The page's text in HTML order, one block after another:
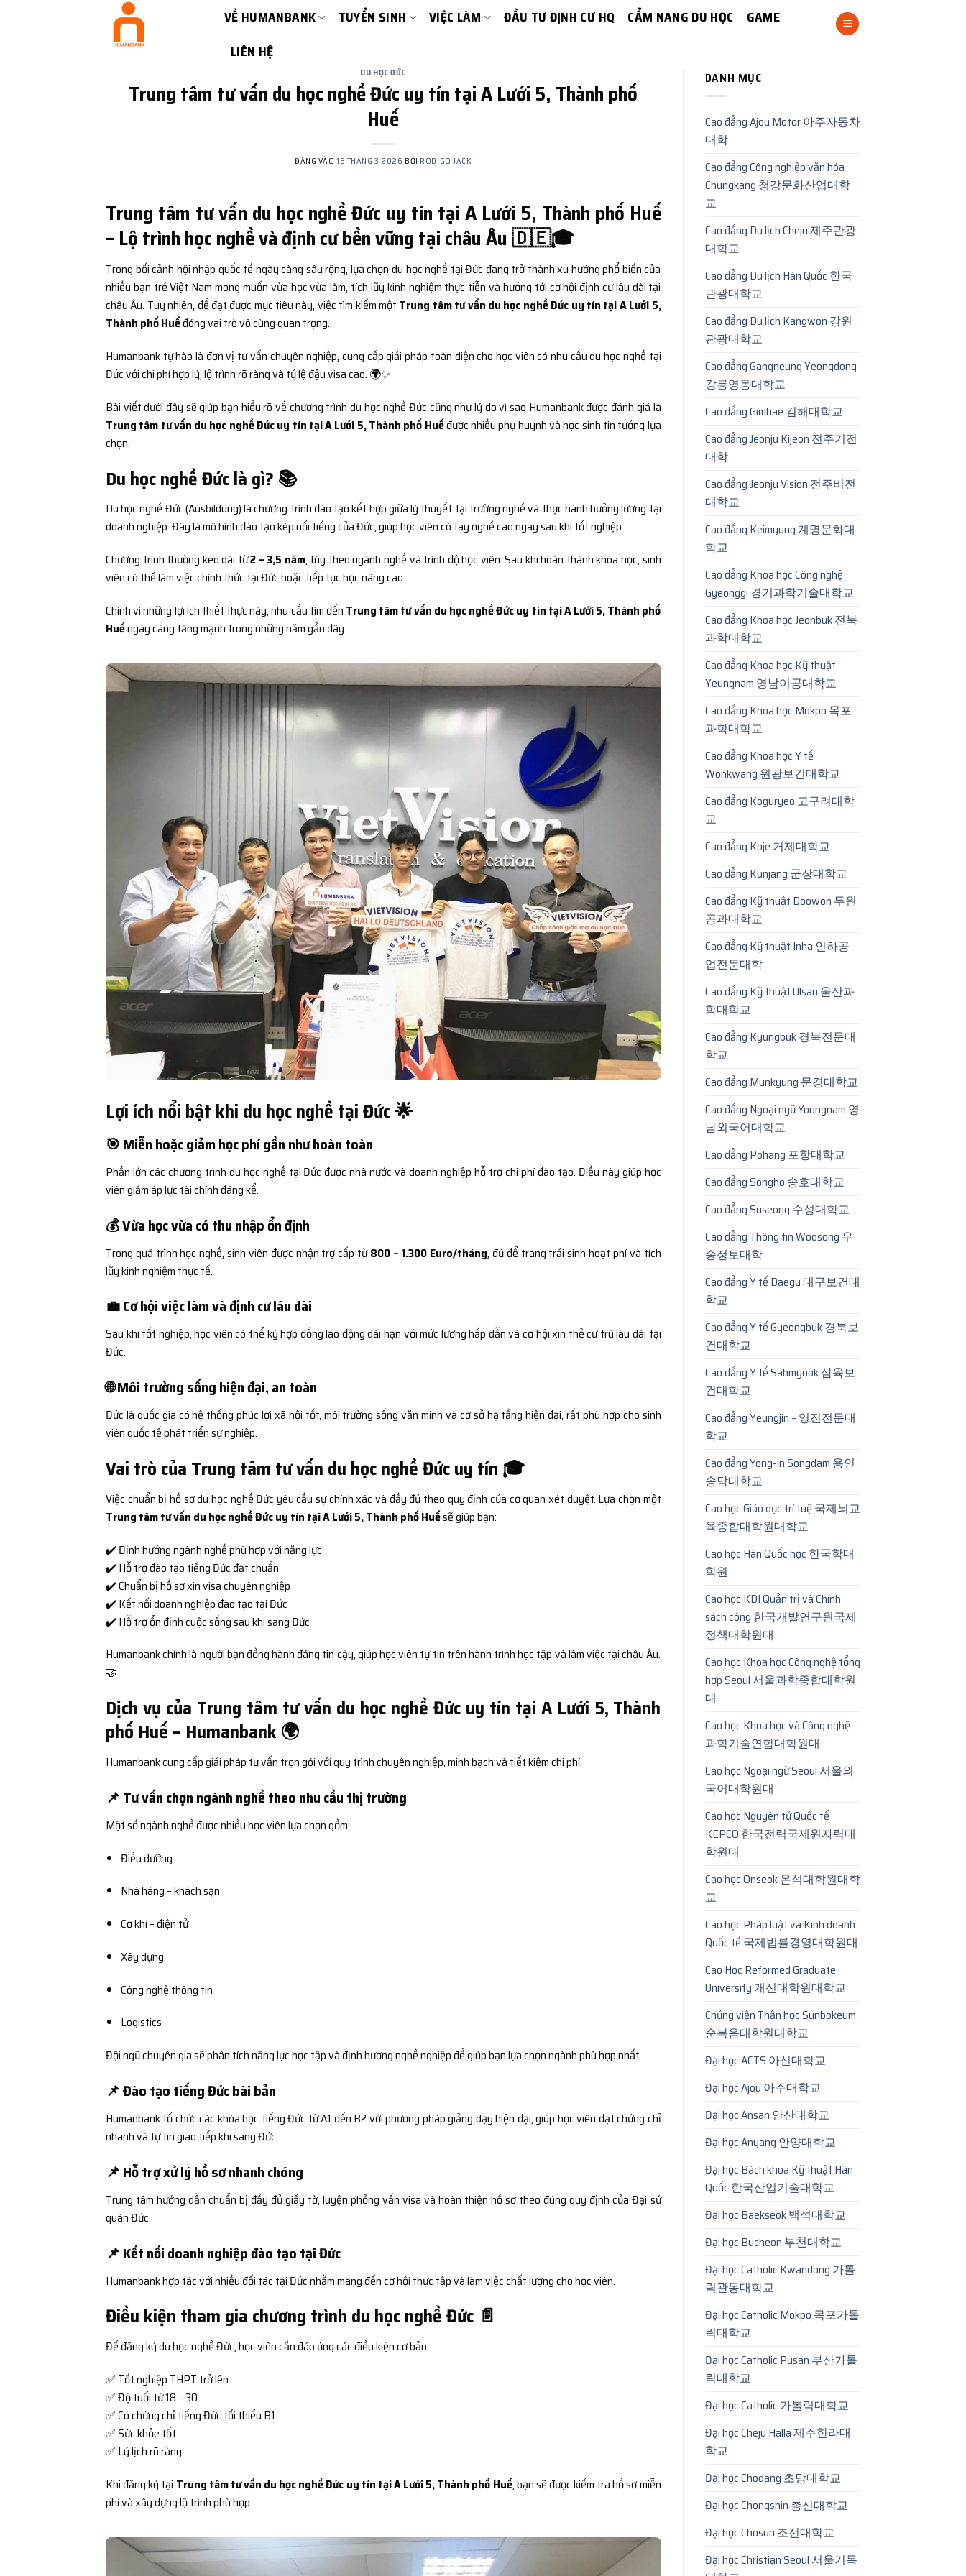
VỀ HUMANBANK TUYỂN SINH VIỆC LÀM ĐẦU TƯ ĐỊNH CƯ HQ CẨM NANG DU HỌC
GAME
LIÊN HỆ
DU HỌC ĐỨC
Trung tâm tư vấn du học nghề Đức uy tín tại A Lưới 5, Thành phố
Huế
ĐĂNG VÀO15 THÁNG 3 2026 BỞI RODIGO JACK
Trung tâm tư vấn du học nghề Đức uy tín tại A Lưới 5, Thành phố Huế
– Lộ trình học nghề và định cư bền vững tại châu Âu 🇩🇪🎓
Trong bối cảnh hội nhập quốc tế ngày càng sâu rộng, lựa chọn du học nghề tại Đức đang trở thành xu hướng phổ biến của
nhiều bạn trẻ Việt Nam mong muốn vừa học vừa làm, tích lũy kinh nghiệm thực tiễn và hướng tới cơ hội định cư lâu dài tại
châu Âu. Tuy nhiên, để đạt được mục tiêu này, việc tìm kiếm một Trung tâm tư vấn du học nghề Đức uy tín tại A Lưới 5,
Thành phố Huếđóng vai trò vô cùng quan trọng.
Humanbank tự hào là đơn vị tư vấn chuyên nghiệp, cung cấp giải pháp toàn diện cho học viên có nhu cầu du học nghề tại
Đức với chi phí hợp lý, lộ trình rõ ràng và tỷ lệ đậu visa cao. 🌍✨
Bài viết dưới đây sẽ giúp bạn hiểu rõ về chương trình du học nghề Đức cũng như lý do vì sao Humanbank được đánh giá là
Trung tâm tư vấn du học nghề Đức uy tín tại A Lưới 5, Thành phố Huếđược nhiều phụ huynh và học sinh tin tưởng lựa
chọn.
Du học nghề Đức là gì? 📚
Du học nghề Đức (Ausbildung) là chương trình đào tạo kết hợp giữa lý thuyết tại trường nghề và thực hành hưởng lương tại
doanh nghiệp. Đây là mô hình đào tạo kép nổi tiếng của Đức, giúp học viên có tay nghề cao ngay sau khi tốt nghiệp.
Chương trình thường kéo dài từ2 – 3,5 năm, tùy theo ngành nghề và trình độ học viên. Sau khi hoàn thành khóa học, sinh
viên có thể làm việc chính thức tại Đức hoặc tiếp tục học nâng cao.
Chính vì những lợi ích thiết thực này, nhu cầu tìm đến Trung tâm tư vấn du học nghề Đức uy tín tại A Lưới 5, Thành phố
Huếngày càng tăng mạnh trong những năm gần đây.
Lợi ích nổi bật khi du học nghề tại Đức 🌟
🎯 Miễn hoặc giảm học phí gần như hoàn toàn
Phần lớn các chương trình du học nghề tại Đức được nhà nước và doanh nghiệp hỗ trợ chi phí đào tạo. Điều này giúp học
viên giảm áp lực tài chính đáng kể.
💰 Vừa học vừa có thu nhập ổn định
Trong quá trình học nghề, sinh viên được nhận trợ cấp từ800 – 1.300 Euro/tháng, đủ để trang trải sinh hoạt phí và tích
lũy kinh nghiệm thực tế.
💼 Cơ hội việc làm và định cư lâu dài
Sau khi tốt nghiệp, học viên có thể ký hợp đồng lao động dài hạn với mức lương hấp dẫn và cơ hội xin thẻ cư trú lâu dài tại
Đức.
🌐 Môi trường sống hiện đại, an toàn
Đức là quốc gia có hệ thống phúc lợi xã hội tốt, môi trường sống văn minh và cơ sở hạ tầng hiện đại, rất phù hợp cho sinh
viên quốc tế phát triển sự nghiệp.
Vai trò của Trung tâm tư vấn du học nghề Đức uy tín 🎓
Việc chuẩn bị hồ sơ du học nghề Đức yêu cầu sự chính xác và đầy đủ theo quy định của cơ quan xét duyệt. Lựa chọn một
Trung tâm tư vấn du học nghề Đức uy tín tại A Lưới 5, Thành phố Huếsẽ giúp bạn:
✔️ Định hướng ngành nghề phù hợp với năng lực
✔️ Hỗ trợ đào tạo tiếng Đức đạt chuẩn
✔️ Chuẩn bị hồ sơ xin visa chuyên nghiệp
✔️ Kết nối doanh nghiệp đào tạo tại Đức
✔️ Hỗ trợ ổn định cuộc sống sau khi sang Đức
Humanbank chính là người bạn đồng hành đáng tin cậy, giúp học viên tự tin trên hành trình học tập và làm việc tại châu Âu.
🤝
Dịch vụ của Trung tâm tư vấn du học nghề Đức uy tín tại A Lưới 5, Thành
phố Huế – Humanbank 🌍
Humanbank cung cấp giải pháp tư vấn trọn gói với quy trình chuyên nghiệp, minh bạch và tiết kiệm chi phí.
📌 Tư vấn chọn ngành nghề theo nhu cầu thị trường
Một số ngành nghề được nhiều học viên lựa chọn gồm:
Điều dưỡng
Nhà hàng – khách sạn
Cơ khí – điện tử
Xây dựng
Công nghệ thông tin
Logistics
Đội ngũ chuyên gia sẽ phân tích năng lực học tập và định hướng nghề nghiệp để giúp bạn lựa chọn ngành phù hợp nhất.
📌 Đào tạo tiếng Đức bài bản
Humanbank tổ chức các khóa học tiếng Đức từ A1 đến B2 với phương pháp giảng dạy hiện đại, giúp học viên đạt chứng chỉ
nhanh và tự tin giao tiếp khi sang Đức.
📌 Hỗ trợ xử lý hồ sơ nhanh chóng
Trung tâm hướng dẫn chuẩn bị đầy đủ giấy tờ, luyện phỏng vấn visa và hoàn thiện hồ sơ theo đúng quy định của Đại sứ
quán Đức.
📌 Kết nối doanh nghiệp đào tạo tại Đức
Humanbank hợp tác với nhiều đối tác tại Đức nhằm mang đến cơ hội thực tập và làm việc chất lượng cho học viên.
Điều kiện tham gia chương trình du học nghề Đức 📄
Để đăng ký du học nghề Đức, học viên cần đáp ứng các điều kiện cơ bản:
✅ Tốt nghiệp THPT trở lên
✅ Độ tuổi từ 18 – 30
✅ Có chứng chỉ tiếng Đức tối thiểu B1
✅ Sức khỏe tốt
✅ Lý lịch rõ ràng
Khi đăng ký tại Trung tâm tư vấn du học nghề Đức uy tín tại A Lưới 5, Thành phố Huế, bạn sẽ được kiểm tra hồ sơ miễn
phí và xây dựng lộ trình phù hợp.
DANH MỤC
Cao đẳng Ajou Motor 아주자동차
대학
Cao đẳng Công nghiệp văn hóa
Chungkang 청강문화산업대학
교
Cao đẳng Du lịch Cheju 제주관광
대학교
Cao đẳng Du lịch Hàn Quốc 한국
관광대학교
Cao đẳng Du lịch Kangwon 강원
관광대학교
Cao đẳng Gangneung Yeongdong
강릉영동대학교
Cao đẳng Gimhae 김해대학교
Cao đẳng Jeonju Kijeon 전주기전
대학
Cao đẳng Jeonju Vision 전주비전
대학교
Cao đẳng Keimyung 계명문화대
학교
Cao đẳng Khoa học Công nghệ
Gyeonggi 경기과학기술대학교
Cao đẳng Khoa học Jeonbuk 전북
과학대학교
Cao đẳng Khoa học Kỹ thuật
Yeungnam 영남이공대학교
Cao đẳng Khoa học Mokpo 목포
과학대학교
Cao đẳng Khoa học Y tế
Wonkwang 원광보건대학교
Cao đẳng Koguryeo 고구려대학
교
Cao đẳng Koje 거제대학교
Cao đẳng Kunjang 군장대학교
Cao đẳng Kỹ thuật Doowon 두원
공과대학교
Cao đẳng Kỹ thuật Inha 인하공
업전문대학
Cao đẳng Kỹ thuật Ulsan 울산과
학대학교
Cao đẳng Kyungbuk 경북전문대
학교
Cao đẳng Munkyung 문경대학교
Cao đẳng Ngoại ngữ Youngnam 영
남외국어대학교
Cao đẳng Pohang 포항대학교
Cao đẳng Songho 송호대학교
Cao đẳng Suseong 수성대학교
Cao đẳng Thông tin Woosong 우
송정보대학
Cao đẳng Y tế Daegu 대구보건대
학교
Cao đẳng Y tế Gyeongbuk 경북보
건대학교
Cao đẳng Y tế Sahmyook 삼육보
건대학교
Cao đẳng Yeungjin – 영진전문대
학교
Cao đẳng Yong-in Songdam 용인
송담대학교
Cao học Giáo dục trí tuệ 국제뇌교
육종합대학원대학교
Cao học Hàn Quốc học 한국학대
학원
Cao học KDI Quản trị và Chính
sách công 한국개발연구원국제
정책대학원대
Cao học Khoa học Công nghệ tổng
hợp Seoul 서울과학종합대학원
대
Cao học Khoa học và Công nghệ
과학기술연합대학원대
Cao học Ngoại ngữ Seoul 서울외
국어대학원대
Cao học Nguyên tử Quốc tế
KEPCO 한국전력국제원자력대
학원대
Cao học Onseok 온석대학원대학
교
Cao học Pháp luật và Kinh doanh
Quốc tế 국제법률경영대학원대
Cao Hoc Reformed Graduate
University 개신대학원대학교
Chủng viện Thần học Sunbokeum
순복음대학원대학교
Đại học ACTS 아신대학교
Đại học Ajou 아주대학교
Đại học Ansan 안산대학교
Đại học Anyang 안양대학교
Đại học Bách khoa Kỹ thuật Hàn
Quốc 한국산업기술대학교
Đại học Baekseok 백석대학교
Đại học Bucheon 부천대학교
Đại học Catholic Kwandong 가톨
릭관동대학교
Đại học Catholic Mokpo 목포가톨
릭대학교
Đại học Catholic Pusan 부산가톨
릭대학교
Đại học Catholic 가톨릭대학교
Đại học Cheju Halla 제주한라대
학교
Đại học Chodang 초당대학교
Đại học Chongshin 총신대학교
Đại học Chosun 조선대학교
Đại học Christian Seoul 서울기독